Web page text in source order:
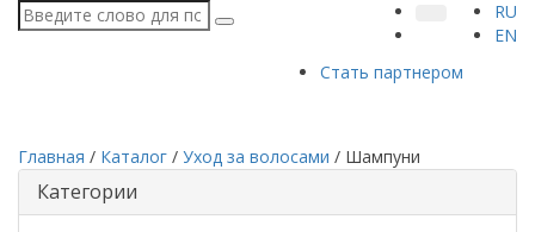
RU
EN
Стать партнером
Главная / Каталог / Уход за волосами / Шампуни
Категории